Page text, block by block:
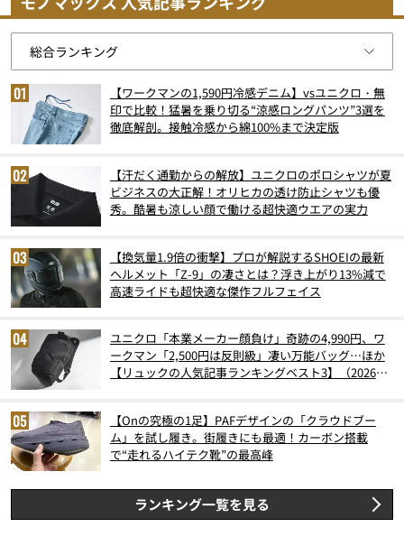
【ワークマンの1,590円冷感デニム】vsユニクロ・無
印で比較！猛暑を乗り切る“涼感ロングパンツ”3選を
徹底解剖。接触冷感から綿100%まで決定版
【汗だく通勤からの解放】ユニクロのポロシャツが夏
ビジネスの大正解！オリヒカの透け防止シャツも優
秀。酷暑も涼しい顔で働ける超快適ウエアの実力
【換気量1.9倍の衝撃】プロが解説するSHOEIの最新
ヘルメット「Z-9」の凄さとは？浮き上がり13%減で
高速ライドも超快適な傑作フルフェイス
ユニクロ「本業メーカー顔負け」奇跡の4,990円、ワ
ークマン「2,500円は反則級」凄い万能バッグ…ほか
【リュックの人気記事ランキングベスト3】（2026年
【Onの究極の1足】PAFデザインの「クラウドブー
ム」を試し履き。街履きにも最適！カーボン搭載
で“走れるハイテク靴”の最高峰
ランキング一覧を見る